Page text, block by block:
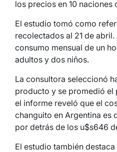
los precios en 10 naciones
El estudio tomó como
recolectados al 21 de
consumo mensual de un
adultos y dos niños.
La consultora seleccionó
producto y se promedió el
el informe reveló que el
changuito en Argentina es
por detrás de los u$s646
El estudio también